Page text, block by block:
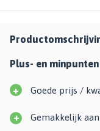
Plus- en
+ Goede prijs /
+ Gemakkelijk